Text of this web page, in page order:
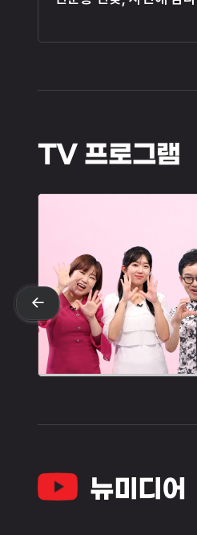
TV 프로그램
뉴미디어